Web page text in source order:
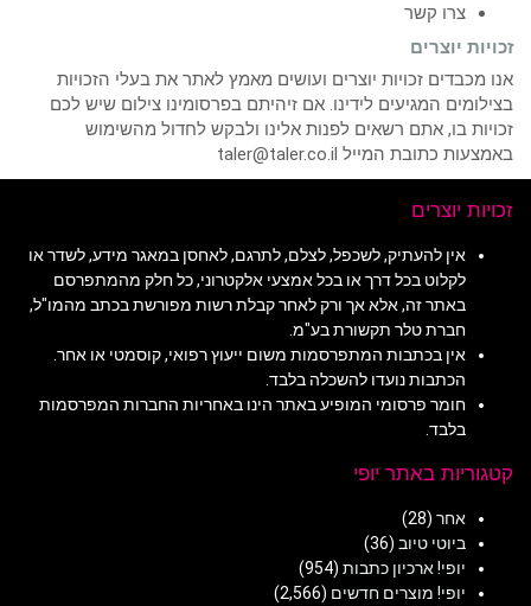
צרו קשר
זכויות יוצרים
אנו מכבדים זכויות יוצרים ועושים מאמץ לאתר את בעלי הזכויות
בצילומים המגיעים לידינו. אם זיהיתם בפרסומינו צילום שיש לכם
זכויות בו, אתם רשאים לפנות אלינו ולבקש לחדול מהשימוש
באמצעות כתובת המייל taler@taler.co.il
זכויות יוצרים
אין להעתיק, לשכפל, לצלם, לתרגם, לאחסן במאגר מידע, לשדר או
לקלוט בכל דרך או בכל אמצעי אלקטרוני, כל חלק מהמתפרסם
באתר זה, אלא אך ורק לאחר קבלת רשות מפורשת בכתב מהמו"ל,
חברת טלר תקשורת בע"מ.
אין בכתבות המתפרסמות משום ייעוץ רפואי, קוסמטי או אחר.
הכתבות נועדו להשכלה בלבד.
חומר פרסומי המופיע באתר הינו באחריות החברות המפרסמות
בלבד.
קטגוריות באתר יופי
אחר (28)
ביוטי טיוב (36)
יופי! ארכיון כתבות (954)
יופי! מוצרים חדשים (2,566)